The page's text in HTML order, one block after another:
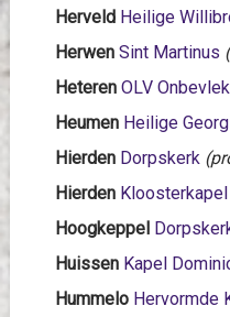
Herveld Heilige
Herwen Sint Martinus
Heteren OLV
Heumen Heilige
Hierden Dorpskerk
Hierden
Hoogkeppel
Huissen Kapel
Hummelo Hervormde